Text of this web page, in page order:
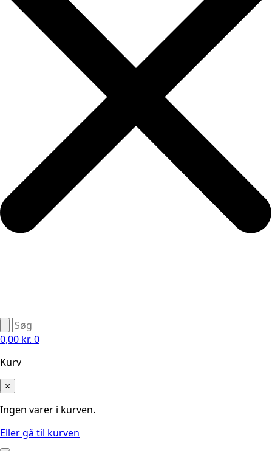
0,00 kr. 0
Kurv
×
Ingen varer i kurven.
Eller gå til kurven